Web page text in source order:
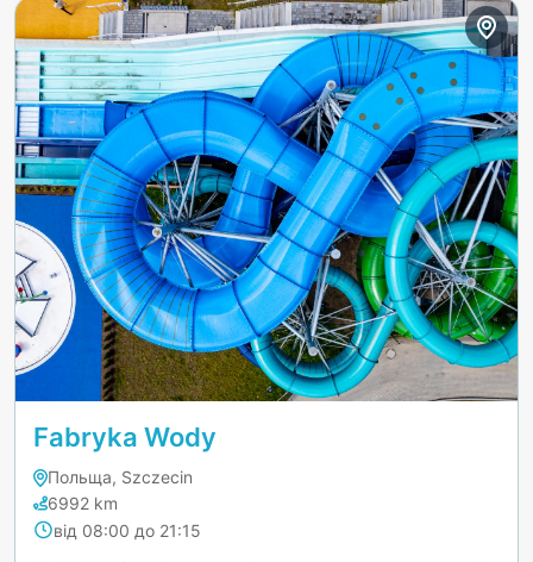
Fabryka Wody
Польща, Szczecin
6992 km
від 08:00 до 21:15